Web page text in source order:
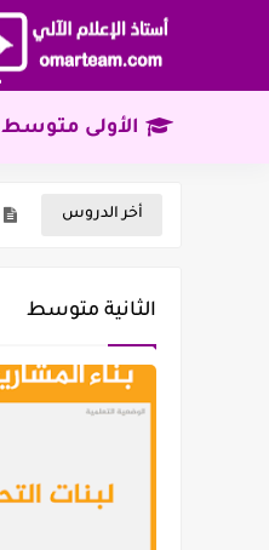
الأولى متوسط
أخر الدروس
الثانية متوسط